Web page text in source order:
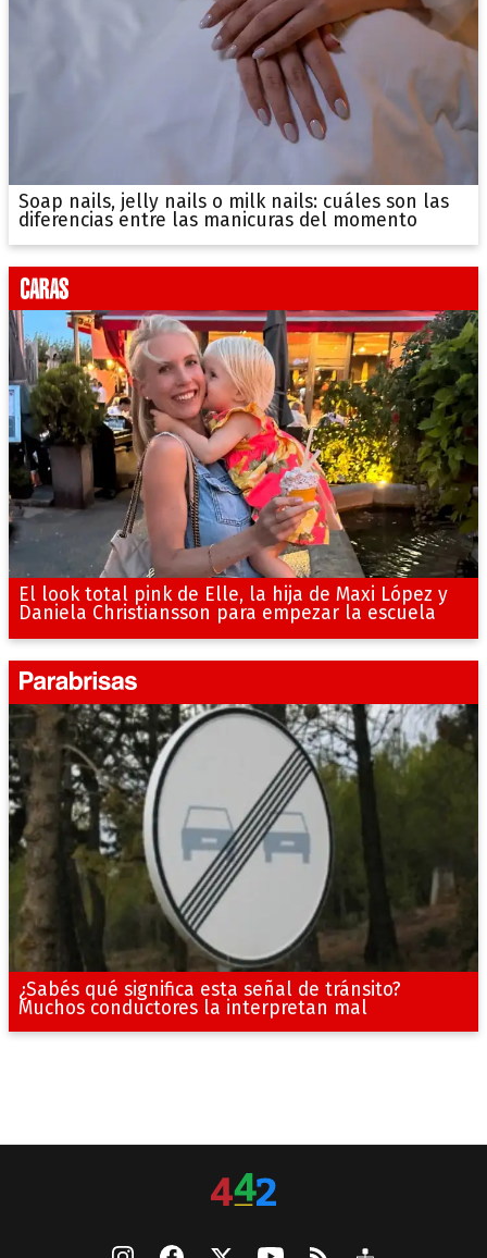
Soap nails, jelly nails o milk nails: cuáles son las
diferencias entre las manicuras del momento
El look total pink de Elle, la hija de Maxi López y
Daniela Christiansson para empezar la escuela
¿Sabés qué significa esta señal de tránsito?
Muchos conductores la interpretan mal